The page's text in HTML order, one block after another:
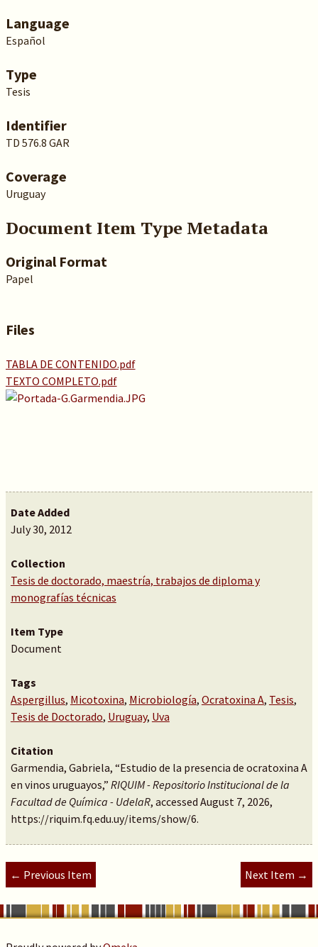
Language
Español
Type
Tesis
Identifier
TD 576.8 GAR
Coverage
Uruguay
Document Item Type Metadata
Original Format
Papel
Files
TABLA DE CONTENIDO.pdf
TEXTO COMPLETO.pdf
Date Added
July 30, 2012
Collection
Tesis de doctorado, maestría, trabajos de diploma y
monografías técnicas
Item Type
Document
Tags
Aspergillus, Micotoxina, Microbiología, Ocratoxina A, Tesis,
Tesis de Doctorado, Uruguay, Uva
Citation
Garmendia, Gabriela, “Estudio de la presencia de ocratoxina A
en vinos uruguayos,” RIQUIM - Repositorio Institucional de la
Facultad de Química - UdelaR, accessed August 7, 2026,
https://riquim.fq.edu.uy/items/show/6.
← Previous Item Next Item →